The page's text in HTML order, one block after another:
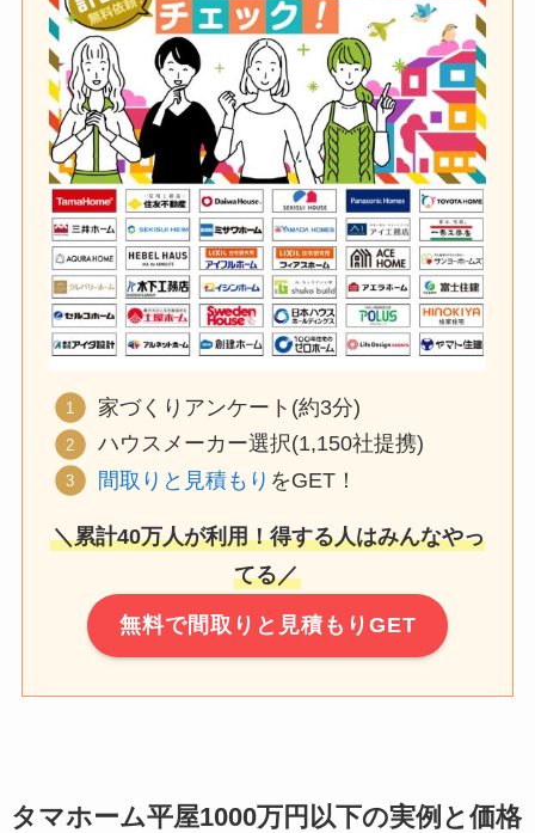
家づくりアンケート(約3分)
ハウスメーカー選択(1,150社提携)
間取りと見積もり をGET！
＼累計40万人が利用！得する人はみんなやっ
てる／
無料で間取りと見積もりGET
タマホーム平屋1000万円以下の実例と価格